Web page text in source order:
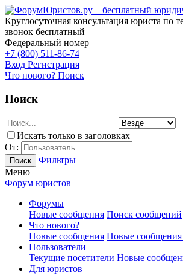
Круглосуточная консультация юриста по
звонок бесплатный
Федеральный номер
+7 (800) 511-86-74
Вход Регистрация
Что нового? Поиск
Поиск
Искать только в заголовках
От:
Поиск
Фильтры
Меню
Форум юристов
Форумы
Новые сообщения Поиск сообщений
Что нового?
Новые сообщения Новые
Пользователи
Текущие посетители Новые
Для юристов